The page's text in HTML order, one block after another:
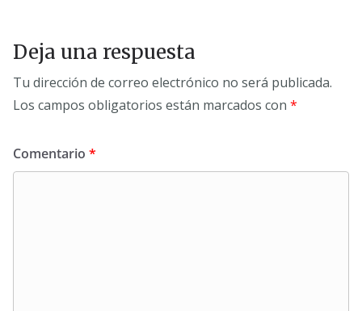
Deja una respuesta
Tu dirección de correo electrónico no será publicada.
Los campos obligatorios están marcados con *
Comentario *